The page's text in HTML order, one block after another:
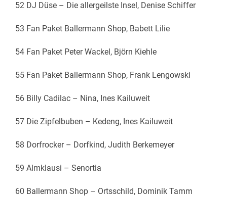
52 DJ Düse – Die allergeilste Insel, Denise Schiffer
53 Fan Paket Ballermann Shop, Babett Lilie
54 Fan Paket Peter Wackel, Björn Kiehle
55 Fan Paket Ballermann Shop, Frank Lengowski
56 Billy Cadilac – Nina, Ines Kailuweit
57 Die Zipfelbuben – Kedeng, Ines Kailuweit
58 Dorfrocker – Dorfkind, Judith Berkemeyer
59 Almklausi – Senortia
60 Ballermann Shop – Ortsschild, Dominik Tamm